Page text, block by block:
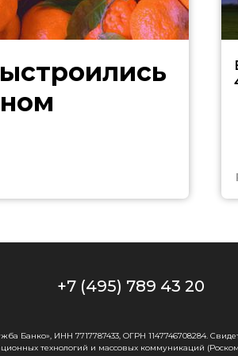
+7 (495) 789 43 20
Банко», ИНН 7717787433, ОГРН 1147746708284.
технологий и массовых коммуникаций